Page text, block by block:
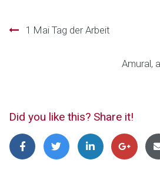
1 Mai Tag der Arbeit
Amural,
Did you like this? Share it!